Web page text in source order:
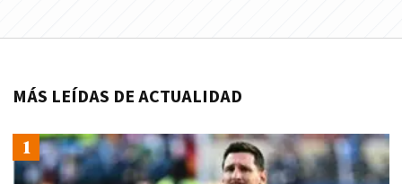
MÁS LEÍDAS DE ACTUALIDAD